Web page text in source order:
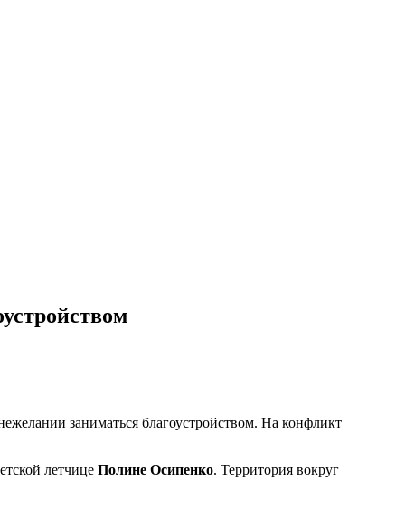
заниматься благоустройством. На конфликт
летчице Полине Осипенко. Территория вокруг